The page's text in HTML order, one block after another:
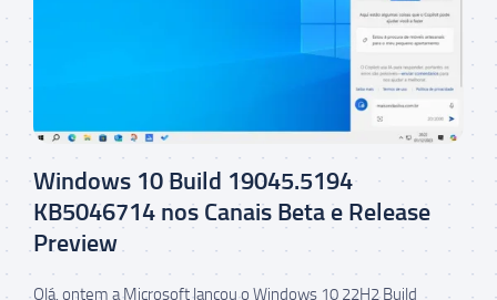
Windows 10 Build 19045.5194
KB5046714 nos Canais Beta e Release
Preview
Olá, ontem a Microsoft lançou o Windows 10 22H2 Build